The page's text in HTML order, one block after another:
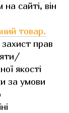
сайті, він
товар.
прав
якості
за умови